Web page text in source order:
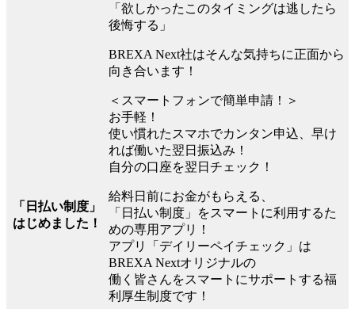
「日払い制度」
はじめました！
「欲しかったこのタイミングは逃したら
後悔する」
BREXA Next社はそんな気持ちに正面から
向き合います！
＜スマートフォンで簡単申請！＞
お手軽！
使い慣れたスマホでカンタン申込、早け
れば働いた翌日振込み！
自分の口座を翌日チェック！
給料日前にお金がもらえる、
「日払い制度」をスマートに利用するた
めの専用アプリ！
アプリ「デイリーペイチェック」は
BREXA Nextオリジナルの
働く皆さんをスマートにサポートする福
利厚生制度です！